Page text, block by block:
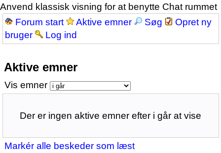
Anvend klassisk visning for at benytte Chat rummet
Forum start Aktive emner Søg
Opret ny
bruger
Log ind
Aktive emner
Vis emner
Der er ingen aktive emner efter i går at vise
Markér alle beskeder som læst